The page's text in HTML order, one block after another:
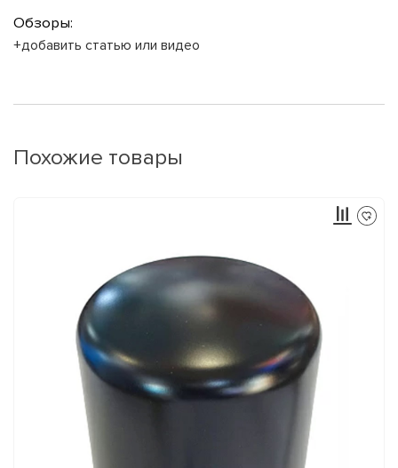
Обзоры:
+добавить статью или видео
Похожие товары